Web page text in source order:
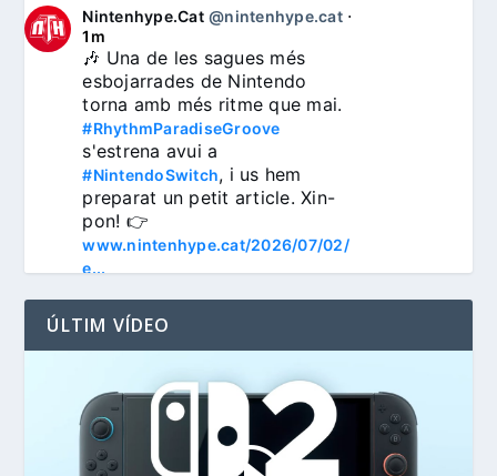
Nintenhype.Cat @nintenhype.cat⋅
1m
🎶 Una de les sagues més
esbojarrades de Nintendo
#RhythmParadiseGroove
#NintendoSwitch, i us hem
preparat un petit article. Xin-
www.nintenhype.cat/2026/07/02/
e...
3
ÚLTIM VÍDEO